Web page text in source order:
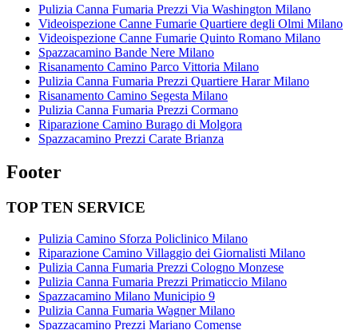
Pulizia Canna Fumaria Prezzi Via Washington Milano
Videoispezione Canne Fumarie Quartiere degli Olmi Milano
Videoispezione Canne Fumarie Quinto Romano Milano
Spazzacamino Bande Nere Milano
Risanamento Camino Parco Vittoria Milano
Pulizia Canna Fumaria Prezzi Quartiere Harar Milano
Risanamento Camino Segesta Milano
Pulizia Canna Fumaria Prezzi Cormano
Riparazione Camino Burago di Molgora
Spazzacamino Prezzi Carate Brianza
Footer
TOP TEN SERVICE
Pulizia Camino Sforza Policlinico Milano
Riparazione Camino Villaggio dei Giornalisti Milano
Pulizia Canna Fumaria Prezzi Cologno Monzese
Pulizia Canna Fumaria Prezzi Primaticcio Milano
Spazzacamino Milano Municipio 9
Pulizia Canna Fumaria Wagner Milano
Spazzacamino Prezzi Mariano Comense